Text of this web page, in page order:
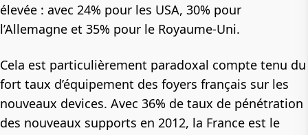
élevée : avec 24% pour les USA, 30% pour
l’Allemagne et 35% pour le Royaume-Uni.
Cela est particulièrement paradoxal compte tenu du
fort taux d’équipement des foyers français sur les
nouveaux devices. Avec 36% de taux de pénétration
des nouveaux supports en 2012, la France est le